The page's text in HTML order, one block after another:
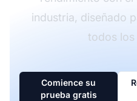
industria, diseñado
todos los
Comience su
prueba gratis